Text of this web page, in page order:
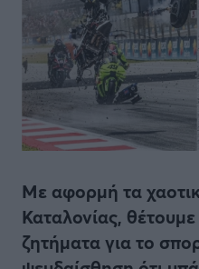
Με αφορμή τα
Καταλονίας,
ζητήματα για το